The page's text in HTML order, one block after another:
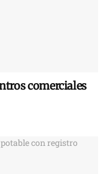
comerciales